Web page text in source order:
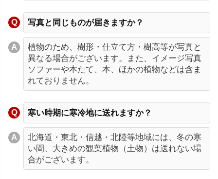
写真と同じものが届きますか？
植物のため、樹形・仕立て方・樹高等が写真と
異なる場合がございます。また、イメージ写真
ソファーや本たて、本、ほかの植物などは含ま
れておりません。
寒い時期に寒冷地に送れますか？
北海道・東北・信越・北陸等地域には、冬の寒
い間、大きめの観葉植物（土物）は送れない場
合がございます。